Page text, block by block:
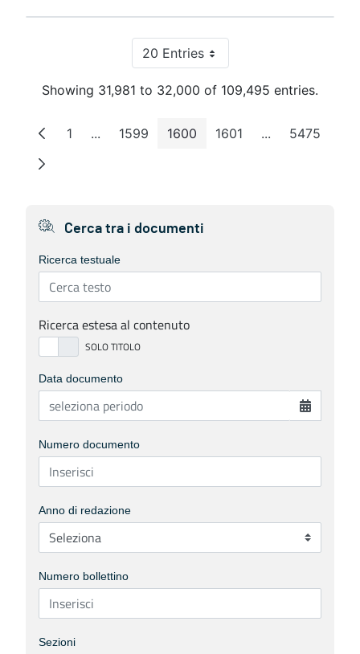
20 EntriesPer Page
Showing 31,981 to 32,000 of 109,495 entries.
Page
1 ...Intermediate Pages
Page
1599 Page
1600 Page
1601 ...Intermediate
Page
5475
Cerca tra i documenti
Ricerca testuale
Ricerca estesa al contenuto
Data documento
Numero documento
Anno di redazione
Numero bollettino
Sezioni